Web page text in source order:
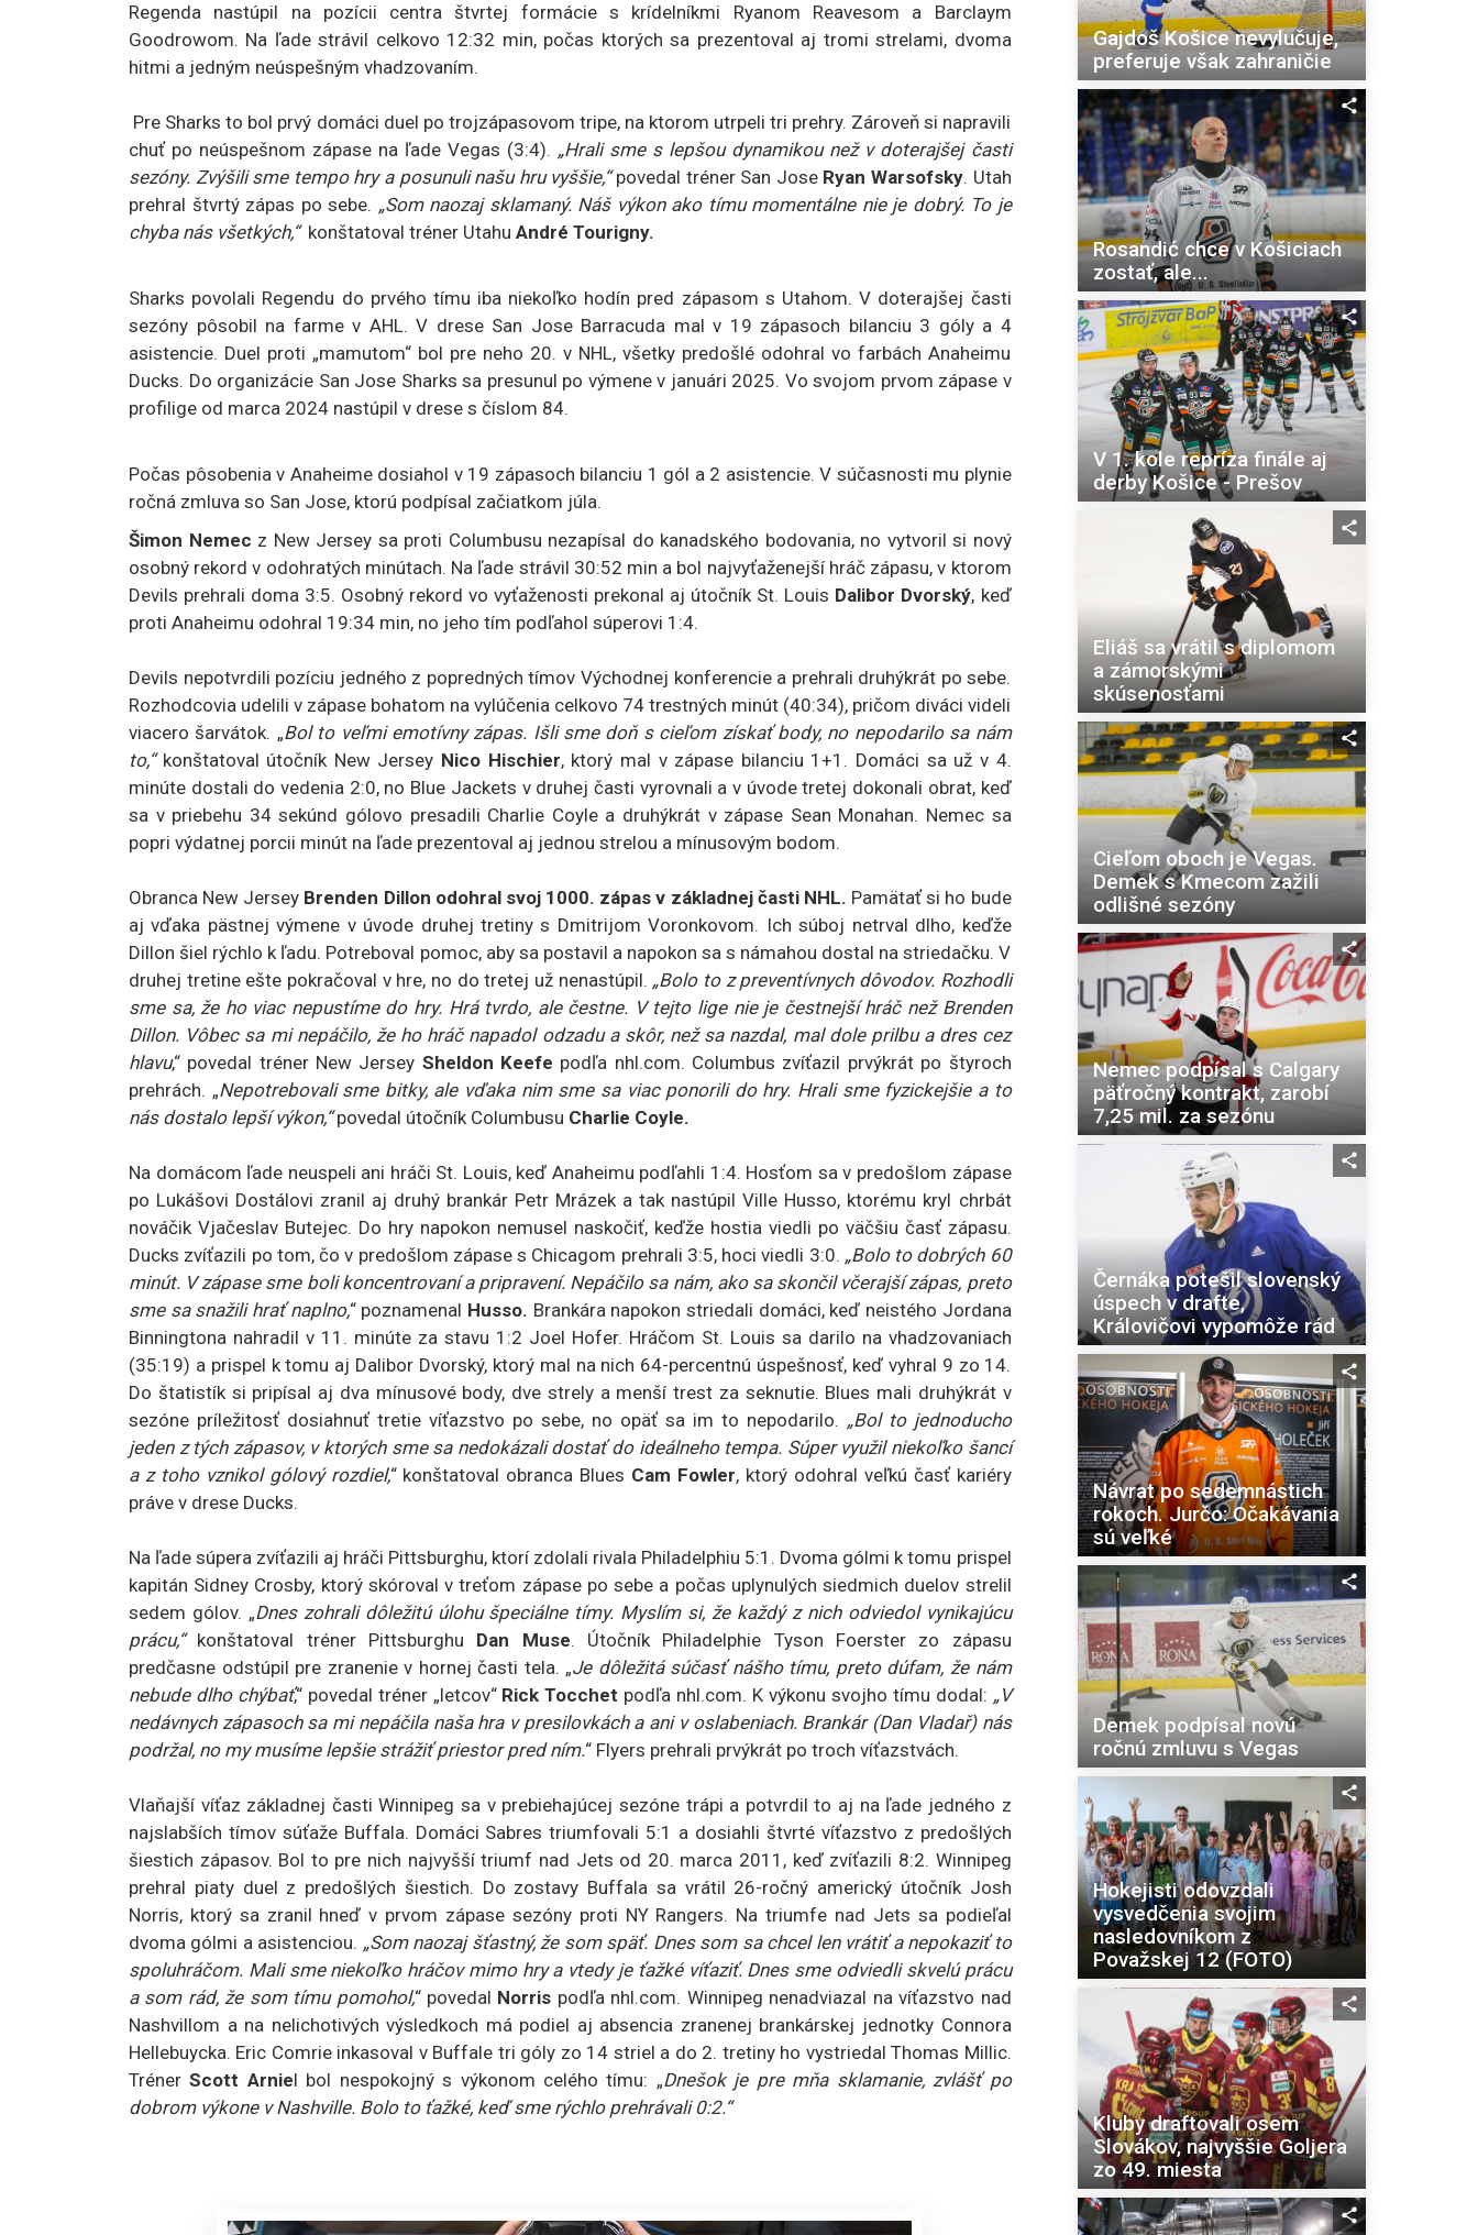
Regenda nastúpil na pozícii centra štvrtej formácie s krídelníkmi Ryanom Reavesom a Barclaym
Goodrowom. Na ľade strávil celkovo 12:32 min, počas ktorých sa prezentoval aj tromi strelami, dvoma
hitmi a jedným neúspešným vhadzovaním.
Pre Sharks to bol prvý domáci duel po trojzápasovom tripe, na ktorom utrpeli tri prehry. Zároveň si napravili
chuť po neúspešnom zápase na ľade Vegas (3:4). „Hrali sme s lepšou dynamikou než v doterajšej časti
sezóny. Zvýšili sme tempo hry a posunuli našu hru vyššie,“povedal tréner San Jose Ryan Warsofsky. Utah
prehral štvrtý zápas po sebe. „Som naozaj sklamaný. Náš výkon ako tímu momentálne nie je dobrý. To je
chyba nás všetkých,“konštatoval tréner Utahu André Tourigny.
Sharks povolali Regendu do prvého tímu iba niekoľko hodín pred zápasom s Utahom. V doterajšej časti
sezóny pôsobil na farme v AHL. V drese San Jose Barracuda mal v 19 zápasoch bilanciu 3 góly a 4
asistencie. Duel proti „mamutom“ bol pre neho 20. v NHL, všetky predošlé odohral vo farbách Anaheimu
Ducks. Do organizácie San Jose Sharks sa presunul po výmene v januári 2025. Vo svojom prvom zápase v
profilige od marca 2024 nastúpil v drese s číslom 84.
Počas pôsobenia v Anaheime dosiahol v 19 zápasoch bilanciu 1 gól a 2 asistencie. V súčasnosti mu plynie
ročná zmluva so San Jose, ktorú podpísal začiatkom júla.
Šimon Nemec z New Jersey sa proti Columbusu nezapísal do kanadského bodovania, no vytvoril si nový
osobný rekord v odohratých minútach. Na ľade strávil 30:52 min a bol najvyťaženejší hráč zápasu, v ktorom
Devils prehrali doma 3:5. Osobný rekord vo vyťaženosti prekonal aj útočník St. Louis Dalibor Dvorský, keď
proti Anaheimu odohral 19:34 min, no jeho tím podľahol súperovi 1:4.
Devils nepotvrdili pozíciu jedného z popredných tímov Východnej konferencie a prehrali druhýkrát po sebe.
Rozhodcovia udelili v zápase bohatom na vylúčenia celkovo 74 trestných minút (40:34), pričom diváci videli
viacero šarvátok. „Bol to veľmi emotívny zápas. Išli sme doň s cieľom získať body, no nepodarilo sa nám
to,“konštatoval útočník New Jersey Nico Hischier, ktorý mal v zápase bilanciu 1+1. Domáci sa už v 4.
minúte dostali do vedenia 2:0, no Blue Jackets v druhej časti vyrovnali a v úvode tretej dokonali obrat, keď
sa v priebehu 34 sekúnd gólovo presadili Charlie Coyle a druhýkrát v zápase Sean Monahan. Nemec sa
popri výdatnej porcii minút na ľade prezentoval aj jednou strelou a mínusovým bodom.
Obranca New Jersey Brenden Dillon odohral svoj 1000. zápas v základnej časti NHL. Pamätať si ho bude
aj vďaka pästnej výmene v úvode druhej tretiny s Dmitrijom Voronkovom. Ich súboj netrval dlho, keďže
Dillon šiel rýchlo k ľadu. Potreboval pomoc, aby sa postavil a napokon sa s námahou dostal na striedačku. V
druhej tretine ešte pokračoval v hre, no do tretej už nenastúpil. „Bolo to z preventívnych dôvodov. Rozhodli
sme sa, že ho viac nepustíme do hry. Hrá tvrdo, ale čestne. V tejto lige nie je čestnejší hráč než Brenden
Dillon. Vôbec sa mi nepáčilo, že ho hráč napadol odzadu a skôr, než sa nazdal, mal dole prilbu a dres cez
hlavu,“ povedal tréner New Jersey Sheldon Keefe podľa nhl.com. Columbus zvíťazil prvýkrát po štyroch
prehrách. „Nepotrebovali sme bitky, ale vďaka nim sme sa viac ponorili do hry. Hrali sme fyzickejšie a to
nás dostalo lepší výkon,“povedal útočník Columbusu Charlie Coyle.
Na domácom ľade neuspeli ani hráči St. Louis, keď Anaheimu podľahli 1:4. Hosťom sa v predošlom zápase
po Lukášovi Dostálovi zranil aj druhý brankár Petr Mrázek a tak nastúpil Ville Husso, ktorému kryl chrbát
nováčik Vjačeslav Butejec. Do hry napokon nemusel naskočiť, keďže hostia viedli po väčšiu časť zápasu.
Ducks zvíťazili po tom, čo v predošlom zápase s Chicagom prehrali 3:5, hoci viedli 3:0. „Bolo to dobrých 60
minút. V zápase sme boli koncentrovaní a pripravení. Nepáčilo sa nám, ako sa skončil včerajší zápas, preto
sme sa snažili hrať naplno,“ poznamenal Husso. Brankára napokon striedali domáci, keď neistého Jordana
Binningtona nahradil v 11. minúte za stavu 1:2 Joel Hofer. Hráčom St. Louis sa darilo na vhadzovaniach
(35:19) a prispel k tomu aj Dalibor Dvorský, ktorý mal na nich 64-percentnú úspešnosť, keď vyhral 9 zo 14.
Do štatistík si pripísal aj dva mínusové body, dve strely a menší trest za seknutie. Blues mali druhýkrát v
sezóne príležitosť dosiahnuť tretie víťazstvo po sebe, no opäť sa im to nepodarilo. „Bol to jednoducho
jeden z tých zápasov, v ktorých sme sa nedokázali dostať do ideálneho tempa. Súper využil niekoľko šancí
a z toho vznikol gólový rozdiel,“ konštatoval obranca Blues Cam Fowler, ktorý odohral veľkú časť kariéry
práve v drese Ducks.
Na ľade súpera zvíťazili aj hráči Pittsburghu, ktorí zdolali rivala Philadelphiu 5:1. Dvoma gólmi k tomu prispel
kapitán Sidney Crosby, ktorý skóroval v treťom zápase po sebe a počas uplynulých siedmich duelov strelil
sedem gólov. „Dnes zohrali dôležitú úlohu špeciálne tímy. Myslím si, že každý z nich odviedol vynikajúcu
prácu,“ konštatoval tréner Pittsburghu Dan Muse. Útočník Philadelphie Tyson Foerster zo zápasu
predčasne odstúpil pre zranenie v hornej časti tela. „Je dôležitá súčasť nášho tímu, preto dúfam, že nám
nebude dlho chýbať,“ povedal tréner „letcov“ Rick Tocchet podľa nhl.com. K výkonu svojho tímu dodal: „V
nedávnych zápasoch sa mi nepáčila naša hra v presilovkách a ani v oslabeniach. Brankár (Dan Vladař) nás
podržal, no my musíme lepšie strážiť priestor pred ním.“ Flyers prehrali prvýkrát po troch víťazstvách.
Vlaňajší víťaz základnej časti Winnipeg sa v prebiehajúcej sezóne trápi a potvrdil to aj na ľade jedného z
najslabších tímov súťaže Buffala. Domáci Sabres triumfovali 5:1 a dosiahli štvrté víťazstvo z predošlých
šiestich zápasov. Bol to pre nich najvyšší triumf nad Jets od 20. marca 2011, keď zvíťazili 8:2. Winnipeg
prehral piaty duel z predošlých šiestich. Do zostavy Buffala sa vrátil 26-ročný americký útočník Josh
Norris, ktorý sa zranil hneď v prvom zápase sezóny proti NY Rangers. Na triumfe nad Jets sa podieľal
dvoma gólmi a asistenciou. „Som naozaj šťastný, že som späť. Dnes som sa chcel len vrátiť a nepokaziť to
spoluhráčom. Mali sme niekoľko hráčov mimo hry a vtedy je ťažké víťaziť. Dnes sme odviedli skvelú prácu
a som rád, že som tímu pomohol,“ povedal Norris podľa nhl.com. Winnipeg nenadviazal na víťazstvo nad
Nashvillom a na nelichotivých výsledkoch má podiel aj absencia zranenej brankárskej jednotky Connora
Hellebuycka. Eric Comrie inkasoval v Buffale tri góly zo 14 striel a do 2. tretiny ho vystriedal Thomas Millic.
Tréner Scott Arniel bol nespokojný s výkonom celého tímu: „Dnešok je pre mňa sklamanie, zvlášť po
dobrom výkone v Nashville. Bolo to ťažké, keď sme rýchlo prehrávali 0:2.“
Gajdoš Košice nevylučuje,
preferuje však zahraničie
Rosandić chce v Košiciach
zostať, ale...
V 1. kole repríza finále aj
derby Košice - Prešov
Eliáš sa vrátil s diplomom
a zámorskými
skúsenosťami
Cieľom oboch je Vegas.
Demek s Kmecom zažili
odlišné sezóny
Nemec podpísal s Calgary
päťročný kontrakt, zarobí
7,25 mil. za sezónu
Černáka potešil slovenský
úspech v drafte,
Královičovi vypomôže rád
Návrat po sedemnástich
rokoch. Jurčo: Očakávania
sú veľké
Demek podpísal novú
ročnú zmluvu s Vegas
Hokejisti odovzdali
vysvedčenia svojim
nasledovníkom z
Považskej 12 (FOTO)
Kluby draftovali osem
Slovákov, najvyššie Goljera
zo 49. miesta